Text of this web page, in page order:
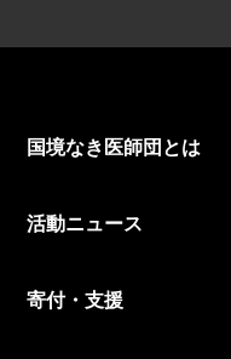
国境なき医師団とは
活動ニュース
寄付・支援